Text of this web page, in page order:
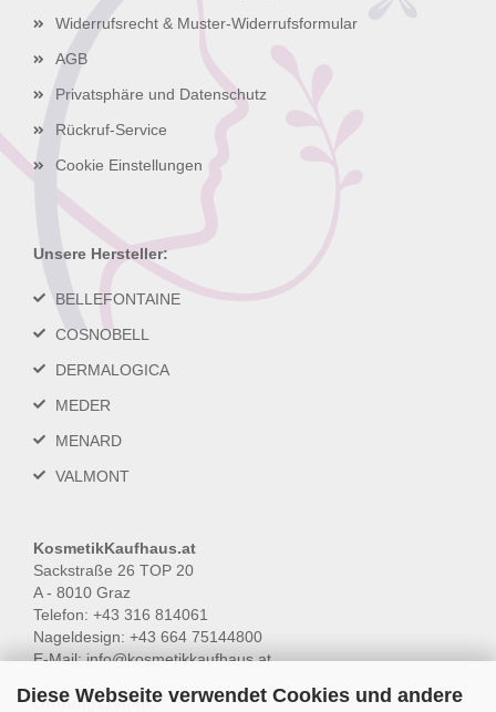
Diese Webseite verwendet Cookies und andere
Widerrufsrecht & Muster-Widerrufsformular
AGB
Privatsphäre und Datenschutz
Rückruf-Service
Cookie Einstellungen
Unsere Hersteller:
BELLEFONTAINE
COSNOBELL
DERMALOGICA
MEDER
MENARD
VALMONT
KosmetikKaufhaus.at
Sackstraße 26 TOP 20
A - 8010 Graz
Telefon: +43 316 814061
Nageldesign: +43 664 75144800
E-Mail:info@kosmetikkaufhaus.at
Öffnungszeiten: